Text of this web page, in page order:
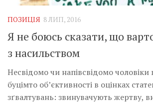
Inter/antinational
ПОЗИЦІЯ 8 ЛИП, 2016
Я не боюсь сказати, що
з насильством
Несвідомо чи напівсвідомо
буцімто об’єктивності в оцінках
зґвалтувань: звинувачують жертву,